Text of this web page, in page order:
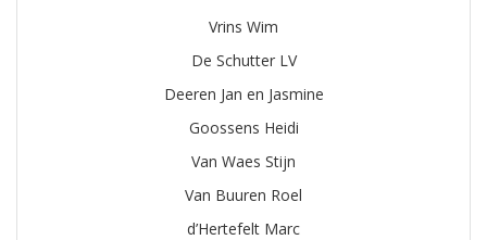
Vrins Wim
De Schutter LV
Deeren Jan en Jasmine
Goossens Heidi
Van Waes Stijn
Van Buuren Roel
d’Hertefelt Marc